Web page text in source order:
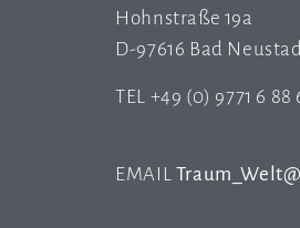
Hohnstraße 19a
D-97616 Bad
TEL +49 (0) 9771 6 88
EMAIL